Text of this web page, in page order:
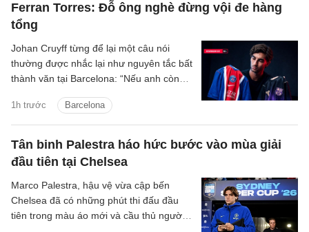
Ferran Torres: Đỗ ông nghè đừng vội đe hàng
tổng
1h trước Barcelona
Johan Cruyff từng để lại một câu nói
thường được nhắc lại như nguyên tắc bất
thành văn tại Barcelona: “Nếu anh còn
Barcelona, anh không còn hữu ích với
chúng tôi nữa.”
Tân binh Palestra háo hức bước vào mùa giải
đầu tiên tại Chelsea
Marco Palestra, hậu vệ vừa cập bến
Chelsea đã có những phút thi đấu đầu
tiên trong màu áo mới và cầu thủ người